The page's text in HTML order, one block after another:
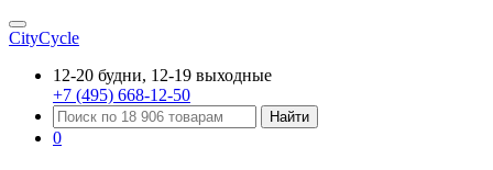
CityCycle
12-20 будни, 12-19 выходные
+7 (495) 668-12-50
Найти
0